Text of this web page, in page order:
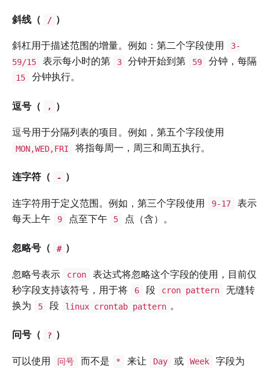
斜线（ / ）
斜杠用于描述范围的增量。例如：第二个字段使用
3-
59/15
表示每小时的第 3 分钟开始到第 59 分钟，每隔
15 分钟执行。
逗号（ , ）
逗号用于分隔列表的项目。例如，第五个字段使用
MON,WED,FRI 将指每周一，周三和周五执行。
连字符（ - ）
连字符用于定义范围。例如，第三个字段使用 9-17
表示
每天上午
9 点至下午 5 点（含）。
忽略号（ # ）
忽略号表示 cron
表达式将忽略这个字段的使用，目前仅
秒字段支持该符号，用于将
6 段 cron pattern
无缝转
换为
5 段 linux crontab pattern 。
问号（ ? ）
可以使用 问号 而不是 * 来让 Day 或 Week
字段为